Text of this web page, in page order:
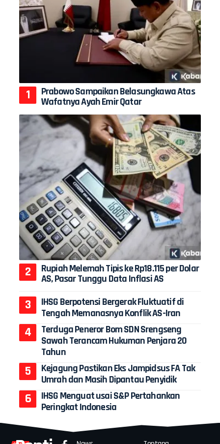
Prabowo Sampaikan Belasungkawa Atas
Wafatnya Ayah Emir Qatar
Rupiah Melemah Tipis ke Rp18.115 per Dolar
AS, Pasar Tunggu Data Inflasi AS
IHSG Berpotensi Bergerak Fluktuatif di
Tengah Memanasnya Konflik AS-Iran
Terduga Peneror Bom SDN Srengseng
Sawah Terancam Hukuman Penjara 20
Tahun
Kejagung Pastikan Eks Jampidsus FA Tak
Umrah dan Masih Dipantau Penyidik
IHSG Menguat usai S&P Pertahankan
Peringkat Indonesia